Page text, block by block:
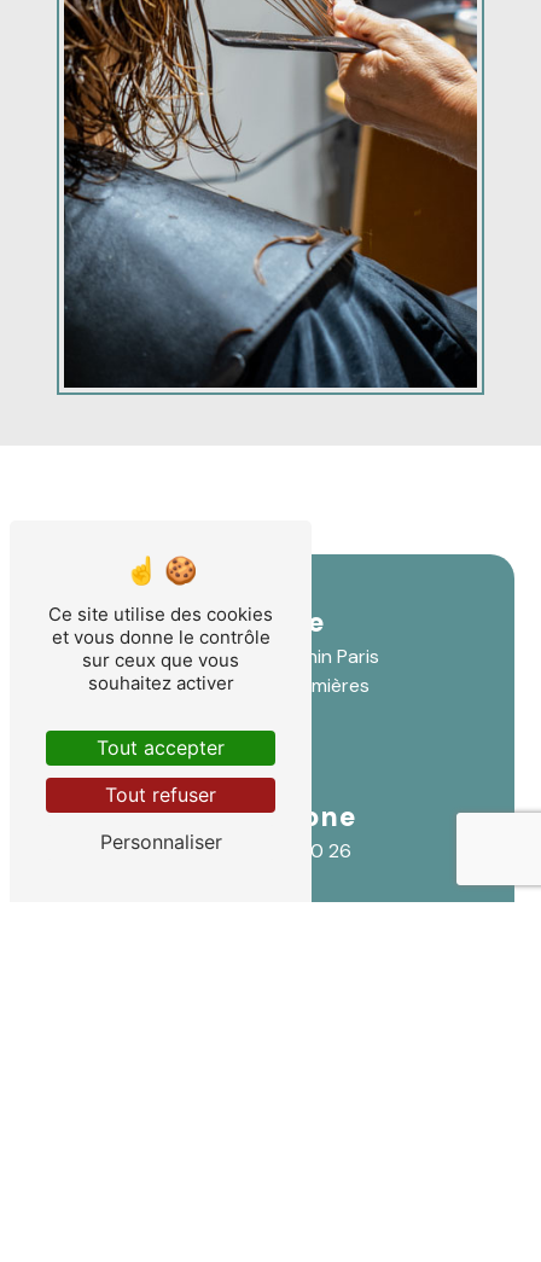
Adresse
9 Rue Antonin Paris
30250 Sommières
Téléphone
04 66 80 00 26
Ce site utilise des cookies
et vous donne le contrôle
sur ceux que vous
souhaitez activer
Tout accepter
Tout refuser
Personnaliser